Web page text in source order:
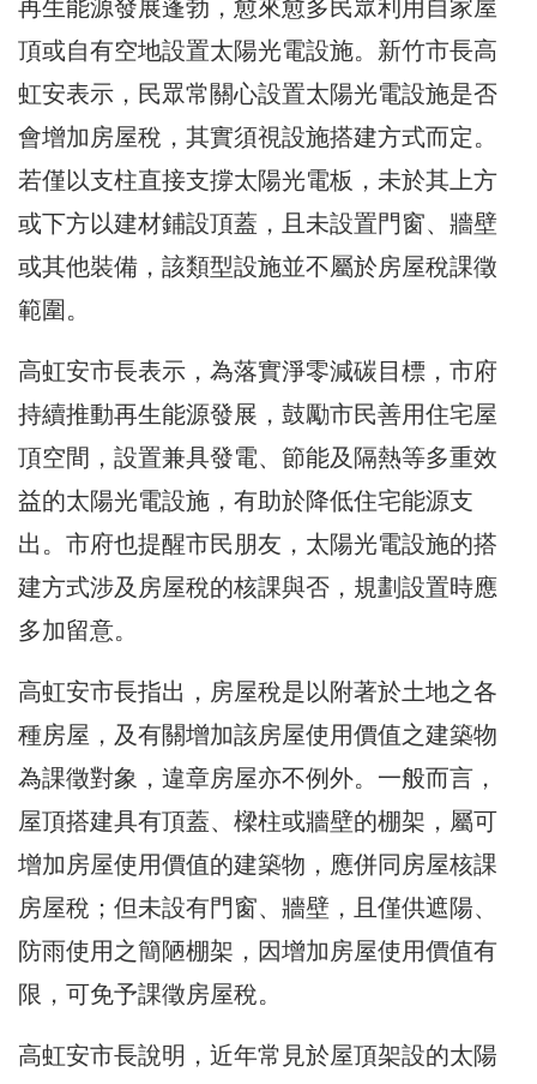
再生能源發展蓬勃，愈來愈多民眾利用自家屋
頂或自有空地設置太陽光電設施。新竹市長高
虹安表示，民眾常關心設置太陽光電設施是否
會增加房屋稅，其實須視設施搭建方式而定。
若僅以支柱直接支撐太陽光電板，未於其上方
或下方以建材鋪設頂蓋，且未設置門窗、牆壁
或其他裝備，該類型設施並不屬於房屋稅課徵
範圍。
高虹安市長表示，為落實淨零減碳目標，市府
持續推動再生能源發展，鼓勵市民善用住宅屋
頂空間，設置兼具發電、節能及隔熱等多重效
益的太陽光電設施，有助於降低住宅能源支
出。市府也提醒市民朋友，太陽光電設施的搭
建方式涉及房屋稅的核課與否，規劃設置時應
多加留意。
高虹安市長指出，房屋稅是以附著於土地之各
種房屋，及有關增加該房屋使用價值之建築物
為課徵對象，違章房屋亦不例外。一般而言，
屋頂搭建具有頂蓋、樑柱或牆壁的棚架，屬可
增加房屋使用價值的建築物，應併同房屋核課
房屋稅；但未設有門窗、牆壁，且僅供遮陽、
防雨使用之簡陋棚架，因增加房屋使用價值有
限，可免予課徵房屋稅。
高虹安市長說明，近年常見於屋頂架設的太陽